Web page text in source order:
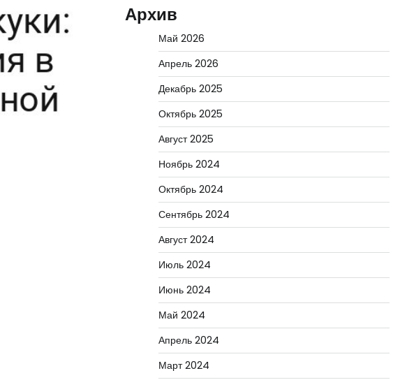
Архив
Май 2026
Апрель 2026
Декабрь 2025
Октябрь 2025
Август 2025
Ноябрь 2024
Октябрь 2024
Сентябрь 2024
Август 2024
Июль 2024
Июнь 2024
Май 2024
Апрель 2024
Март 2024